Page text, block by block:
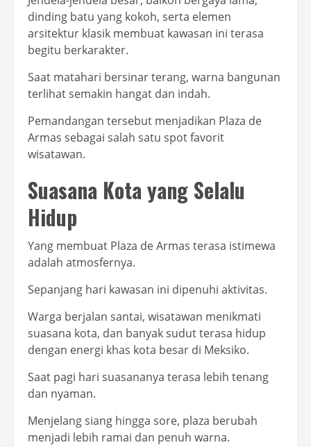
dinding batu yang kokoh, serta elemen
arsitektur klasik membuat kawasan ini terasa
begitu berkarakter.
Saat matahari bersinar terang, warna bangunan
terlihat semakin hangat dan indah.
Pemandangan tersebut menjadikan Plaza de
Armas sebagai salah satu spot favorit
wisatawan.
Suasana Kota yang Selalu
Hidup
Yang membuat Plaza de Armas terasa istimewa
adalah atmosfernya.
Sepanjang hari kawasan ini dipenuhi aktivitas.
Warga berjalan santai, wisatawan menikmati
suasana kota, dan banyak sudut terasa hidup
dengan energi khas kota besar di Meksiko.
Saat pagi hari suasananya terasa lebih tenang
dan nyaman.
Menjelang siang hingga sore, plaza berubah
menjadi lebih ramai dan penuh warna.